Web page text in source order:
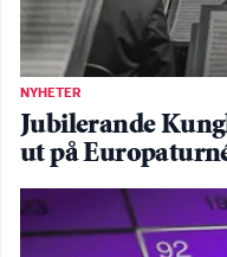
NYHETER
Jubilerande
ut på